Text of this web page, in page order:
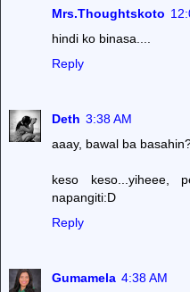
Mrs.Thoughtskoto
hindi ko binasa....
Reply
Deth 3:38 AM
aaay, bawal ba
keso keso...yiheee,
napangiti:D
Reply
Gumamela 4:38 AM